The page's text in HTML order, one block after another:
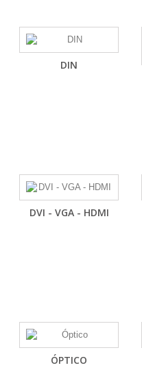
DIN
DVI - VGA - HDMI
ÓPTICO